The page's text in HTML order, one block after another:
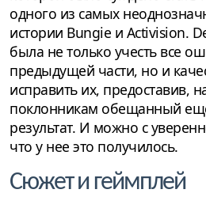
одного из самых
истории Bungie и Activision.
была не только учесть все
предыдущей части, но и
исправить их, предоставив,
поклонникам обещанный
результат. И можно с
что у нее это получилось.
Сюжет и геймплей